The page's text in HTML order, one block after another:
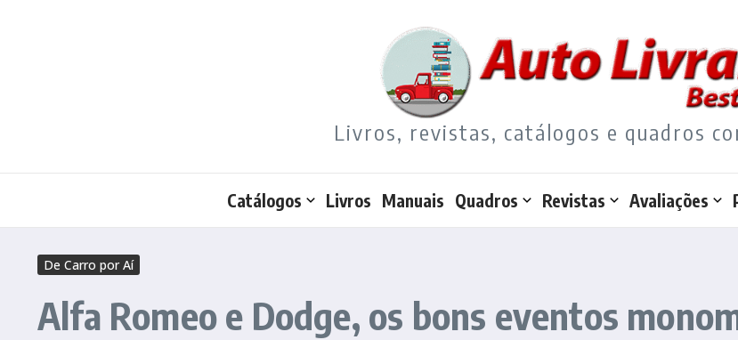
Livros, revistas, catálogos e quadros
Catálogos Livros Manuais Quadros Revistas Avaliações
De Carro por Aí
Alfa Romeo e Dodge, os bons eventos